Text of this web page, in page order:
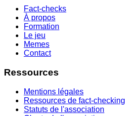
Fact-checks
À propos
Formation
Le jeu
Memes
Contact
Ressources
Mentions légales
Ressources de fact-checking
Statuts de l'association